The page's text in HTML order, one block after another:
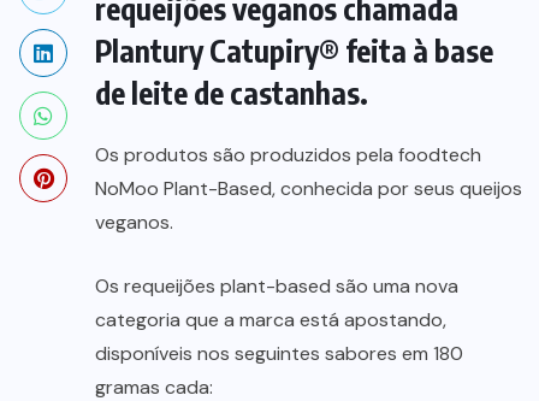
requeijões veganos chamada
Plantury Catupiry® feita à base
de leite de castanhas.
Os produtos são produzidos pela foodtech
NoMoo Plant-Based, conhecida por seus queijos
veganos.
Os requeijões plant-based são uma nova
categoria que a marca está apostando,
disponíveis nos seguintes sabores em 180
gramas cada: